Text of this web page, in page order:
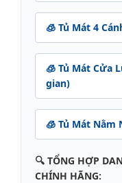
🧊 Tủ Mát 4
🧊 Tủ Mát Cửa
gian)
🧊 Tủ Mát
🔍 TỔNG HỢP
CHÍNH HÃNG: